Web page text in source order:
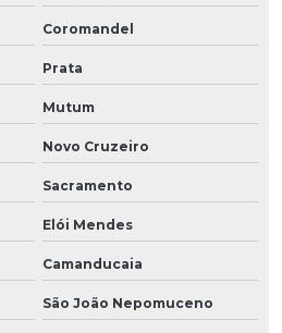
Coromandel
Prata
Mutum
Novo Cruzeiro
Sacramento
Elói Mendes
Camanducaia
São João Nepomuceno